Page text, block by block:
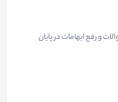
و رفع ابهامات در پایان